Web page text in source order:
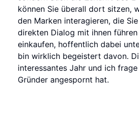
können Sie überall dort sitzen,
den Marken interagieren, die
direkten Dialog mit ihnen
einkaufen, hoffentlich dabei
bin wirklich begeistert davon.
interessantes Jahr und ich
Gründer angespornt hat.